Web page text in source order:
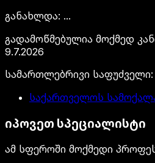
განახლდა: ...
გადამოწმებულია მოქმედ
9.7.2026
სამართლებრივი საფუძველი:
საქართველოს
იპოვეთ სპეციალისტი
ამ სფეროში მოქმედი